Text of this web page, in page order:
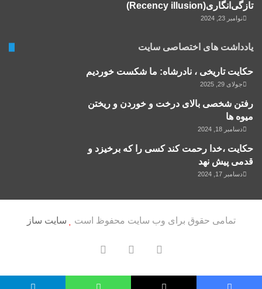
تازگی‌انگاری(Recency illusion)
نوامبر 23, 2024
یادداشت های اختصاصی سایت
حکایت تاریخی ، نادرشاه: ما شکست خوردیم
جولای 29, 2025
رفتن شخصی بالای درخت و خوردن و ریختن
میوه ها
دسامبر 18, 2024
حکایت ،خدا رحمت کند کسی را که برخیزد و
قدمی پیش نهد
دسامبر 17, 2024
تمامی حقوق برای وب سایت محفوظ است سایت ساز
یوتیوب تلگرام